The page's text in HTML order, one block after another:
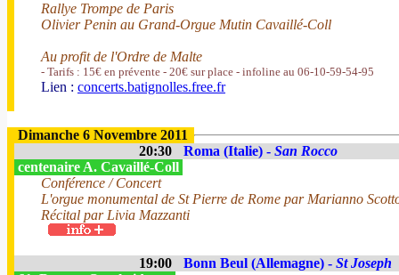
Rallye Trompe de Paris
Olivier Penin au Grand-Orgue Mutin Cavaillé-Coll
Au profit de l'Ordre de Malte
- Tarifs : 15€ en prévente - 20€ sur place - infoline au 06-10-59-54-95
Lien : concerts.batignolles.free.fr
Dimanche 6 Novembre 2011
20:30
Roma (Italie) - San Rocco
centenaire A. Cavaillé-Coll
Conférence / Concert
L'orgue monumental de St Pierre de Rome par Marianno
Récital par Livia Mazzanti
19:00 Bonn Beul (Allemagne) - St Joseph